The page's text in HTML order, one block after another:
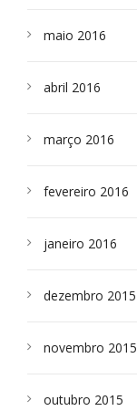
maio 2016
abril 2016
março 2016
fevereiro 2016
janeiro 2016
dezembro 2015
novembro 2015
outubro 2015